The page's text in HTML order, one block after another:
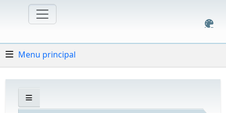
Menu principal